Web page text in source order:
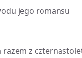
jego romansu
razem z